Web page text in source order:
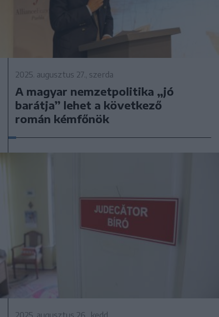
2025. augusztus 27., szerda
A magyar nemzetpolitika „jó
barátja” lehet a következő
román kémfőnök